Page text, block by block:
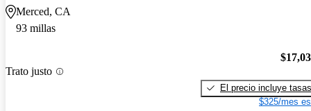
Merced, CA
93 millas
Trato justo
El precio incluye tasas
$325/mes